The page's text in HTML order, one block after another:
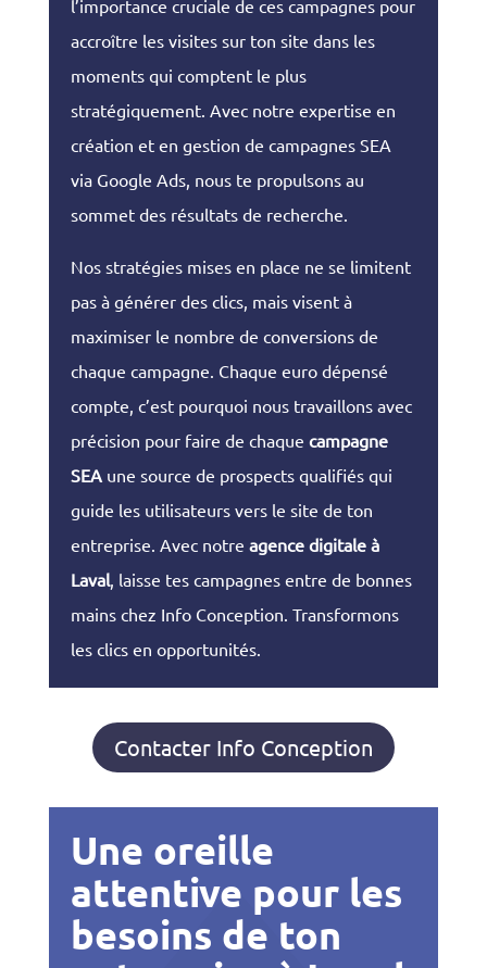
l’importance cruciale de ces campagnes pour
accroître les visites sur ton site dans les
moments qui comptent le plus
stratégiquement. Avec notre expertise en
création et en gestion de campagnes SEA
via Google Ads, nous te propulsons au
sommet des résultats de recherche.
Nos stratégies mises en place ne se limitent
pas à générer des clics, mais visent à
maximiser le nombre de conversions de
chaque campagne. Chaque euro dépensé
compte, c’est pourquoi nous travaillons avec
précision pour faire de chaque campagne
SEAune source de prospects qualifiés qui
guide les utilisateurs vers le site de ton
entreprise. Avec notre agence digitale à
Laval, laisse tes campagnes entre de bonnes
mains chez Info Conception. Transformons
les clics en opportunités.
Contacter Info Conception
Une oreille
attentive pour les
besoins de ton